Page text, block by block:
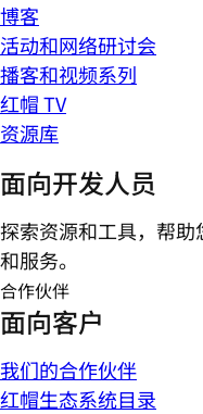
博客
活动和网络研讨会
播客和视频系列
红帽 TV
资源库
面向开发人员
探索资源和工具，帮
和服务。
合作伙伴
面向客户
我们的合作伙伴
红帽生态系统目录